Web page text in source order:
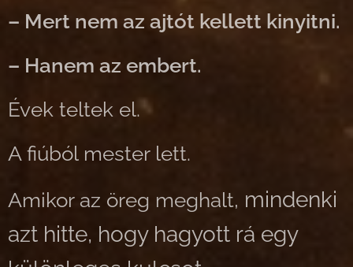
– Mert nem az ajtót kellett kinyitni.
– Hanem az embert.
Évek teltek el.
A fiúból mester lett.
Amikor az öreg meghalt, mindenki
azt hitte, hogy hagyott rá egy